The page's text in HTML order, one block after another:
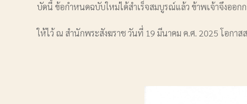
บัดนี้ ข้อกําหนดฉบับใหม่ได้สําเร็จสมบูรณ์แล้ว ข้าพเจ้าจึงออกกฤ
ให้ไว้ ณ สํานักพระสังฆราช วันที่ 19 มีนาคม ค.ศ. 2025 โอกาส